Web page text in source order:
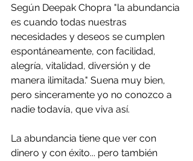
Según Deepak Chopra "la abundancia
es cuando todas nuestras
necesidades y deseos se cumplen
espontáneamente, con facilidad,
alegría, vitalidad, diversión y de
manera ilimitada." Suena muy bien,
pero sinceramente yo no conozco a
nadie todavía, que viva así.
La abundancia tiene que ver con
dinero y con éxito... pero también